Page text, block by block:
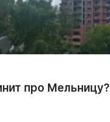
про Мельницу?